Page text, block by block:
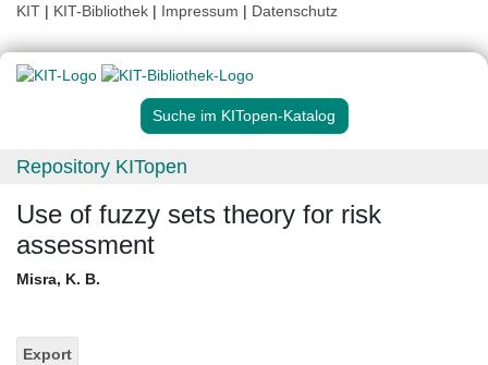
KIT | KIT-Bibliothek | Impressum | Datenschutz
Suche im KITopen-Katalog
Repository KITopen
Use of fuzzy sets theory for risk
assessment
Misra, K. B.
Export